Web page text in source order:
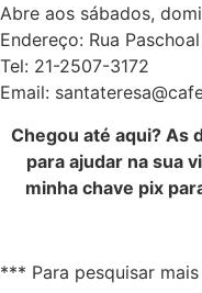
Abre aos sábados,
Endereço: Rua
Tel: 21-2507-3172
Email:
Chegou até aqui? As
para ajudar na sua
minha chave pix
*** Para pesquisar